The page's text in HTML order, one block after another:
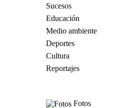
Sucesos
Educación
Medio ambiente
Deportes
Cultura
Reportajes
Fotos